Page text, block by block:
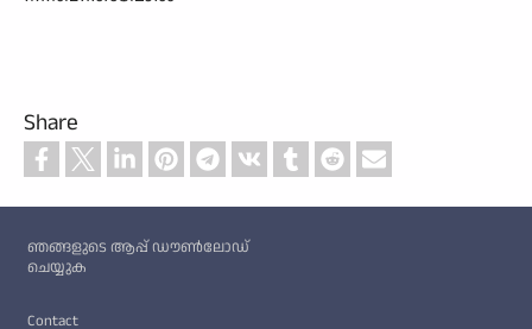
Share
ഞങ്ങളുടെ ആപ്പ് ഡൗൺലോഡ്
ചെയ്യുക
Contact